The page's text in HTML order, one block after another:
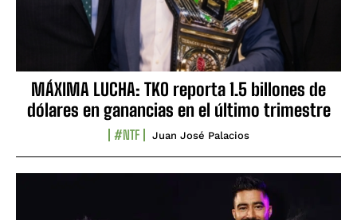
MÁXIMA LUCHA: TKO reporta 1.5 billones de
dólares en ganancias en el último trimestre
#NTF Juan José Palacios